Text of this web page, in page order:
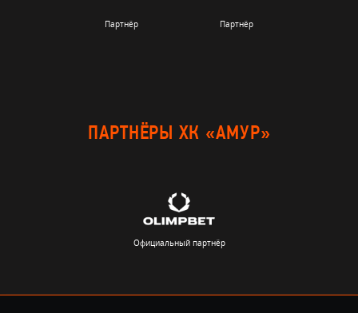
Партнёр Партнёр
ПАРТНЁРЫ ХК «АМУР»
Официальный партнёр